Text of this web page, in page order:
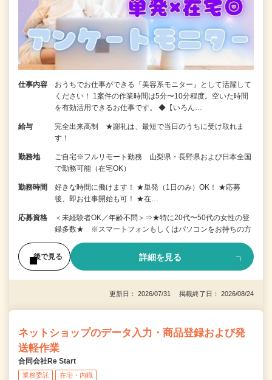
仕事内容
おうちでお仕事ができる『美容系モニター』として活躍して
ください！ 1案件の作業時間は5分〜10分程度。空いた時間
を有効活用できるお仕事です。 ◆【いろん…
給与
完全出来高制 ★謝礼は、最短で当日のうちに受け取れま
す！
勤務地
ご自宅※フルリモート勤務 山梨県・長野県および日本全国
で勤務可能（在宅OK）
勤務時間
好きな時間に働けます！ ★単発（1日のみ）OK！ ★応募
後、即お仕事開始も可！ ★在…
応募資格
＜未経験者OK／年齢不問＞⇒★特に20代〜50代の女性の登
録多数★ ※スマートフォンもしくはパソコンをお持ちの方
後で見る 詳細を見る
更新日： 2026/07/31 掲載終了日： 2026/08/24
ネットショップのデータ入力・商品登録および発
送軽作業
合同会社Re Start
業務委託 在宅・内職